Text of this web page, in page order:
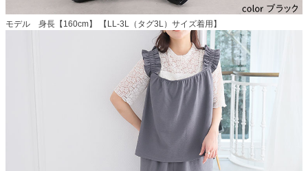
モデル 身長【160cm】 【LL-3L（タグ3L）サイズ着用】